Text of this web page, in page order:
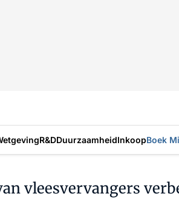
R&DDuurzaamheidInkoopBoek
vleesvervangers